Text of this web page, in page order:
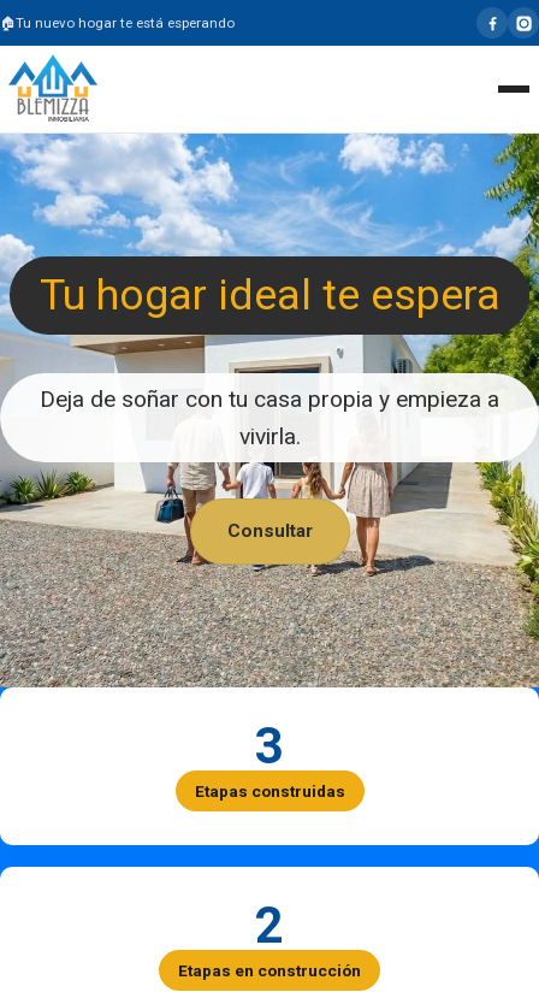
Tu nuevo hogar te está esperando
Tu hogar ideal te espera
Deja de soñar con tu casa propia y empieza a
vivirla.
Consultar
3
Etapas construidas
2
Etapas en construcción